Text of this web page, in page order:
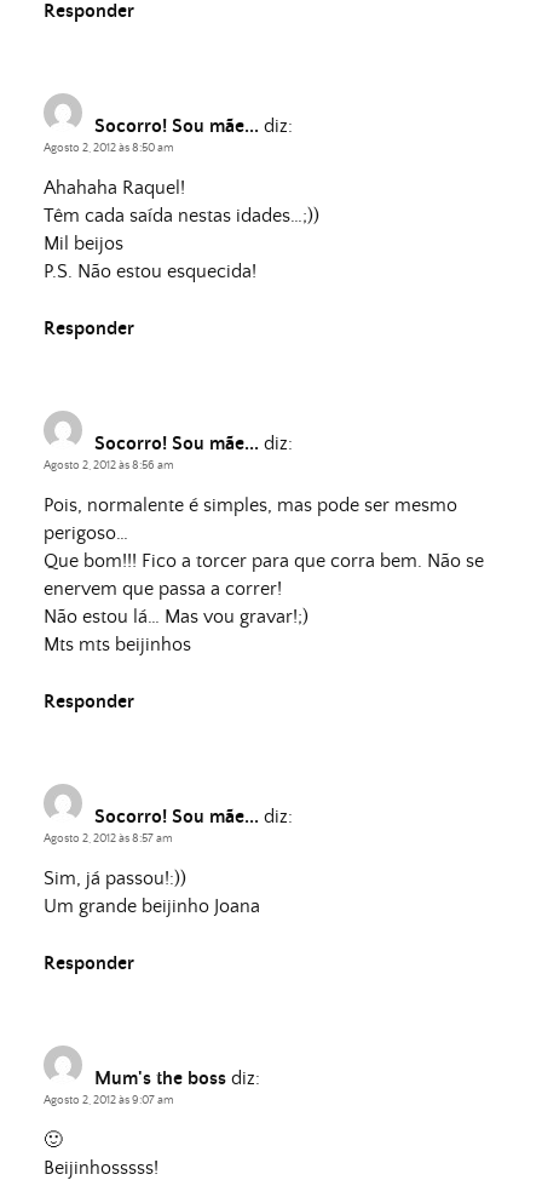
Responder
Socorro! Sou mãe... diz:
Agosto 2, 2012 às 8:50 am
Ahahaha Raquel!
Têm cada saída nestas idades…;))
Mil beijos
P.S. Não estou esquecida!
Responder
Socorro! Sou mãe... diz:
Agosto 2, 2012 às 8:56 am
Pois, normalente é simples, mas pode ser mesmo
perigoso…
Que bom!!! Fico a torcer para que corra bem. Não se
enervem que passa a correr!
Não estou lá… Mas vou gravar!;)
Mts mts beijinhos
Responder
Socorro! Sou mãe... diz:
Agosto 2, 2012 às 8:57 am
Sim, já passou!:))
Um grande beijinho Joana
Responder
Mum's the boss diz:
Agosto 2, 2012 às 9:07 am
🙂
Beijinhosssss!